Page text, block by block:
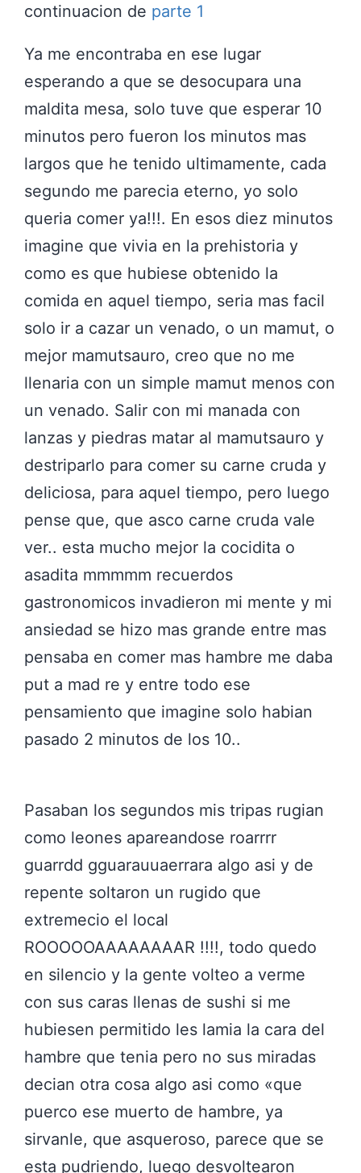
continuacion de parte 1
Ya me encontraba en ese lugar
esperando a que se desocupara una
maldita mesa, solo tuve que esperar 10
minutos pero fueron los minutos mas
largos que he tenido ultimamente, cada
segundo me parecia eterno, yo solo
queria comer ya!!!. En esos diez minutos
imagine que vivia en la prehistoria y
como es que hubiese obtenido la
comida en aquel tiempo, seria mas facil
solo ir a cazar un venado, o un mamut, o
mejor mamutsauro, creo que no me
llenaria con un simple mamut menos con
un venado. Salir con mi manada con
lanzas y piedras matar al mamutsauro y
destriparlo para comer su carne cruda y
deliciosa, para aquel tiempo, pero luego
pense que, que asco carne cruda vale
ver.. esta mucho mejor la cocidita o
asadita mmmmm recuerdos
gastronomicos invadieron mi mente y mi
ansiedad se hizo mas grande entre mas
pensaba en comer mas hambre me daba
put a mad re y entre todo ese
pensamiento que imagine solo habian
pasado 2 minutos de los 10..
Pasaban los segundos mis tripas rugian
como leones apareandose roarrrr
guarrdd gguarauuaerrara algo asi y de
repente soltaron un rugido que
extremecio el local
ROOOOOAAAAAAAAR !!!!, todo quedo
en silencio y la gente volteo a verme
con sus caras llenas de sushi si me
hubiesen permitido les lamia la cara del
hambre que tenia pero no sus miradas
decian otra cosa algo asi como «que
puerco ese muerto de hambre, ya
sirvanle, que asqueroso, parece que se
esta pudriendo, luego desvoltearon